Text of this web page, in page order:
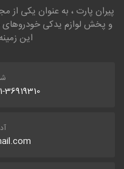
پیران پارت ، به عنوان یکی
این
09124751330